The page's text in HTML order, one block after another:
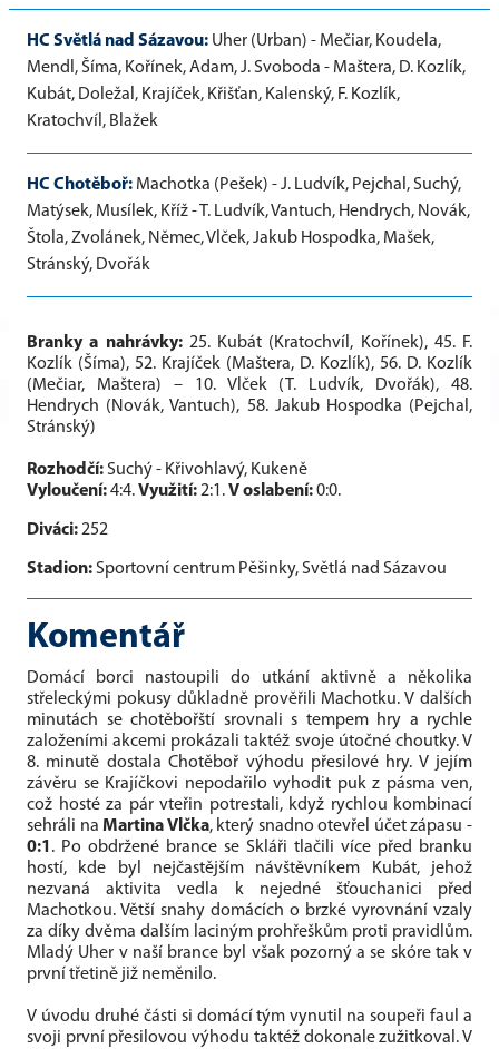
HC Světlá nad Sázavou: Uher (Urban) - Mečiar, Koudela,
Mendl, Šíma, Kořínek, Adam, J. Svoboda - Maštera, D. Kozlík,
Kubát, Doležal, Krajíček, Křišťan, Kalenský, F. Kozlík,
Kratochvíl, Blažek
HC Chotěboř: Machotka (Pešek) - J. Ludvík, Pejchal, Suchý,
Matýsek, Musílek, Kříž - T. Ludvík, Vantuch, Hendrych, Novák,
Štola, Zvolánek, Němec, Vlček, Jakub Hospodka, Mašek,
Stránský, Dvořák
Branky a nahrávky:25. Kubát (Kratochvíl, Kořínek), 45. F.
Kozlík (Šíma), 52. Krajíček (Maštera, D. Kozlík), 56. D. Kozlík
(Mečiar, Maštera) – 10. Vlček (T. Ludvík, Dvořák), 48.
Hendrych (Novák, Vantuch), 58. Jakub Hospodka (Pejchal,
Stránský)
Rozhodčí: Suchý - Křivohlavý, Kukeně
Vyloučení:4:4.Využití:2:1.V oslabení:0:0.
Diváci:252
Stadion: Sportovní centrum Pěšinky, Světlá nad Sázavou
Komentář
Domácí borci nastoupili do utkání aktivně a několika
střeleckými pokusy důkladně prověřili Machotku. V dalších
minutách se chotěbořští srovnali s tempem hry a rychle
založeními akcemi prokázali taktéž svoje útočné choutky. V
8. minutě dostala Chotěboř výhodu přesilové hry. V jejím
závěru se Krajíčkovi nepodařilo vyhodit puk z pásma ven,
což hosté za pár vteřin potrestali, když rychlou kombinací
sehráli naMartina Vlčka, který snadno otevřel účet zápasu -
0:1. Po obdržené brance se Skláři tlačili více před branku
hostí, kde byl nejčastějším návštěvníkem Kubát, jehož
nezvaná aktivita vedla k nejedné šťouchanici před
Machotkou. Větší snahy domácích o brzké vyrovnání vzaly
za díky dvěma dalším laciným prohřeškům proti pravidlům.
Mladý Uher v naší brance byl však pozorný a se skóre tak v
první třetině již neměnilo.
V úvodu druhé části si domácí tým vynutil na soupeři faul a
svoji první přesilovou výhodu taktéž dokonale zužitkoval. V